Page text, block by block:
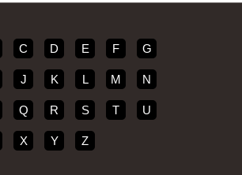
C D E F G
J K L M N
Q R S T U
X Y Z